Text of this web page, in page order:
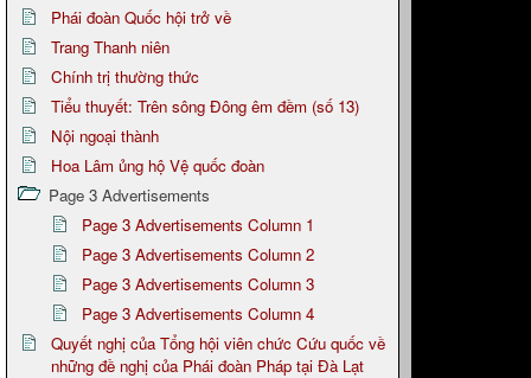
Phái đoàn Quốc hội trở về
Trang Thanh niên
Chính trị thường thức
Tiểu thuyết: Trên sông Đông êm đềm (số 13)
Nội ngoại thành
Hoa Lâm ủng hộ Vệ quốc đoàn
Page 3 Advertisements
Page 3 Advertisements Column 1
Page 3 Advertisements Column 2
Page 3 Advertisements Column 3
Page 3 Advertisements Column 4
Quyết nghị của Tổng hội viên chức Cứu quốc về
những đề nghị của Phái đoàn Pháp tại Đà Lạt